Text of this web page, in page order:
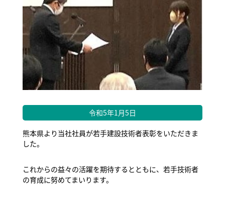
令和5年1月5日
熊本県より当社社員が若手建設技術者表彰をいただきま
した。
これからの益々の活躍を期待するとともに、若手技術者
の育成に努めてまいります。